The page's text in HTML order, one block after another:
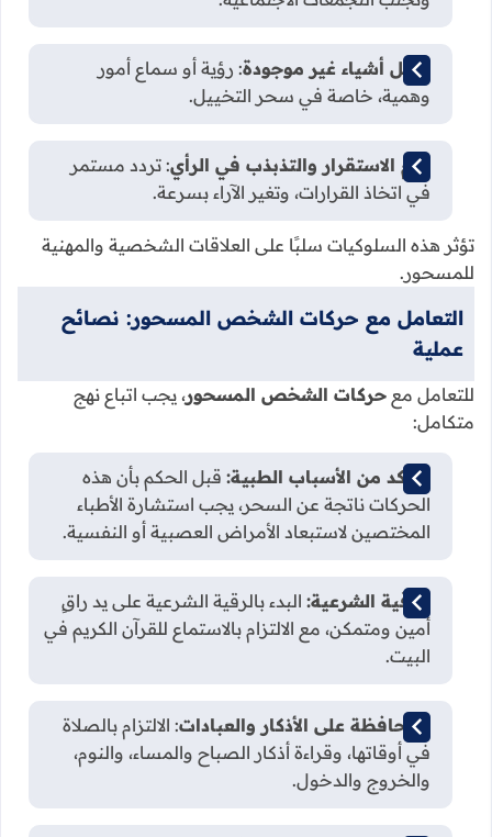
تخيل أشياء غير موجودة: رؤية أو سماع أمور
وهمية، خاصة في سحر التخييل.
عدم الاستقرار والتذبذب في الرأي: تردد مستمر
في اتخاذ القرارات، وتغير الآراء بسرعة.
تؤثر هذه السلوكيات سلبًا على العلاقات الشخصية والمهنية
للمسحور.
التعامل مع حركات الشخص المسحور: نصائح
عملية
للتعامل مع حركات الشخص المسحور، يجب اتباع نهج
متكامل:
التأكد من الأسباب الطبية: قبل الحكم بأن هذه
الحركات ناتجة عن السحر، يجب استشارة الأطباء
المختصين لاستبعاد الأمراض العصبية أو النفسية.
الرقية الشرعية: البدء بالرقية الشرعية على يد راقٍ
أمين ومتمكن، مع الالتزام بالاستماع للقرآن الكريم في
البيت.
المحافظة على الأذكار والعبادات: الالتزام بالصلاة
في أوقاتها، وقراءة أذكار الصباح والمساء، والنوم،
والخروج والدخول.